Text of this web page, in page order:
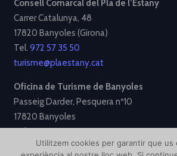
Consell Comarcal del Pla de l’Estany
Carrer Catalunya, 48
17820 Banyoles (Girona)
Tel. 972 57 35 50
turisme@plaestany.cat
Oficina de Turisme de Banyoles
Passeig Darder, Pesquera nº10
17820 Banyoles
Tel.972 58 34 70
turisme@ajbanyoles.org
Utilitzem cookies per garantir que us